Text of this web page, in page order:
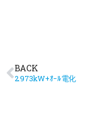
BACK
2.973kW+ｵｰﾙ電化